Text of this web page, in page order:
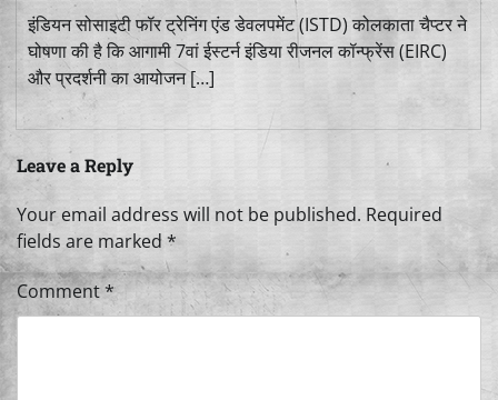
इंडियन सोसाइटी फॉर ट्रेनिंग एंड डेवलपमेंट (ISTD) कोलकाता चैप्टर ने
घोषणा की है कि आगामी 7वां ईस्टर्न इंडिया रीजनल कॉन्फ्रेंस (EIRC)
और प्रदर्शनी का आयोजन […]
Leave a Reply
Your email address will not be published. Required
fields are marked*
Comment*